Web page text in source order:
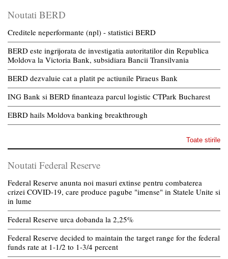
Noutati BERD
Creditele neperformante (npl) - statistici BERD
BERD este ingrijorata de investigatia autoritatilor din Republica
Moldova la Victoria Bank, subsidiara Bancii Transilvania
BERD dezvaluie cat a platit pe actiunile Piraeus Bank
ING Bank si BERD finanteaza parcul logistic CTPark Bucharest
EBRD hails Moldova banking breakthrough
Toate stirile
Noutati Federal Reserve
Federal Reserve anunta noi masuri extinse pentru combaterea
crizei COVID-19, care produce pagube "imense" in Statele Unite si
in lume
Federal Reserve urca dobanda la 2,25%
Federal Reserve decided to maintain the target range for the federal
funds rate at 1-1/2 to 1-3/4 percent